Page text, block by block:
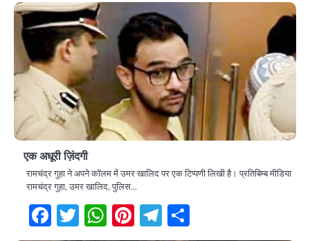
एक अधूरी ज़िंदगी
रामचंद्र गुहा ने अपने कॉलम में उमर खालिद पर एक टिप्पणी लिखी है। प्रतिबिम्ब मीडिया
रामचंद्र गुहा, उमर खालिद, पुलिस…
Facebook
Twitter
WhatsApp
Pinterest
Telegram